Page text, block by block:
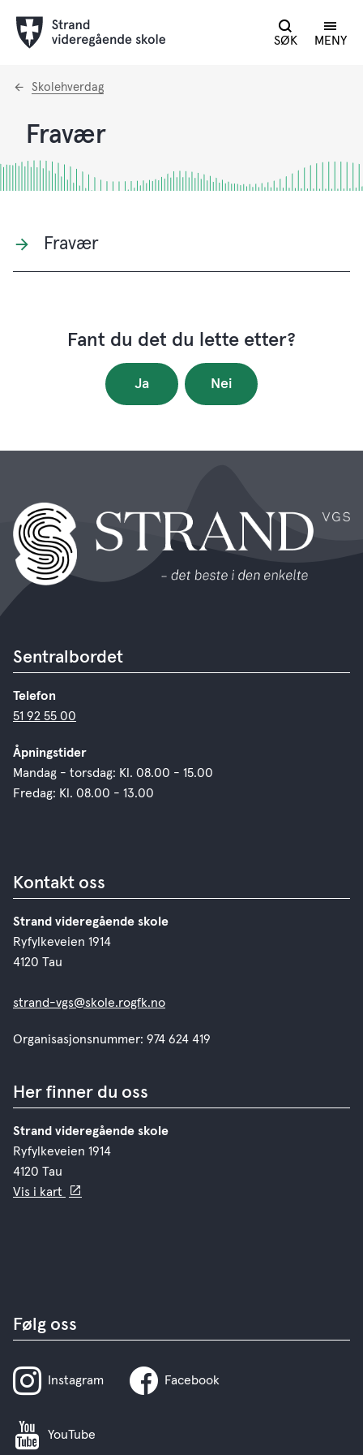
SØK MENY
Du
Skolehverdag
Fravær
Fravær
Fant du det du lette etter?
Ja Nei
Sentralbordet
Telefon
51 92 55 00
Åpningstider
Mandag - torsdag: Kl. 08.00 - 15.00
Fredag: Kl. 08.00 - 13.00
Kontakt oss
Strand videregående skole
Ryfylkeveien 1914
4120 Tau
strand-vgs@skole.rogfk.no
Organisasjonsnummer: 974 624 419
Her finner du oss
Strand videregående skole
Ryfylkeveien 1914
4120 Tau
Vis i kart
Følg oss
Instagram Facebook
YouTube